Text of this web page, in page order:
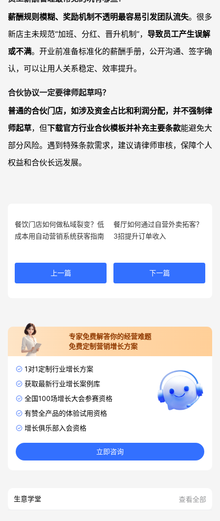
薪酬规则模糊、奖励机制不透明最容易引发团队流失。很多
新店主未规范“加班、分红、晋升机制”， 导致员工产生误解
或不满。开业前准备标准化的薪酬手册，公开沟通、签字确
认，可以让用人关系稳定、效率提升。
合伙协议一定要律师起草吗？
普通的合伙门店，如涉及资金占比和利润分配，并不强制律
师起草，但下载官方行业合伙模板并补充主要条款能避免大
部分风险。遇到特殊条款需求，建议请律师审核，保障个人
权益和合伙长远发展。
餐饮门店如何做私域裂变？低
成本用自动营销系统获客指南
上一篇
餐厅如何通过自营外卖拓客？
3招提升订单收入
下一篇
专家免费解答你的经营难题
免费定制营销增长方案
1对1定制行业增长方案
获取最新行业增长案例库
全国100场增长大会参赛资格
有赞全产品的体验试用资格
增长俱乐部入会资格
立即咨询
生意学堂 查看全部